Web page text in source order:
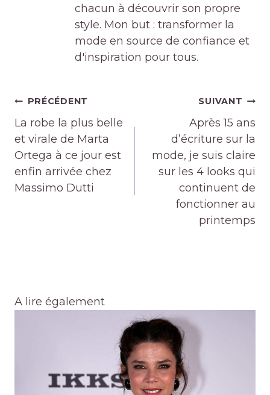
chacun à découvrir son propre
style. Mon but : transformer la
mode en source de confiance et
d'inspiration pour tous.
Navigation
de
l’article
PRÉCÉDENT
La robe la plus belle
et virale de Marta
Ortega à ce jour est
enfin arrivée chez
Massimo Dutti
SUIVANT
Après 15 ans
d’écriture sur la
mode, je suis claire
sur les 4 looks qui
continuent de
fonctionner au
printemps
A lire également